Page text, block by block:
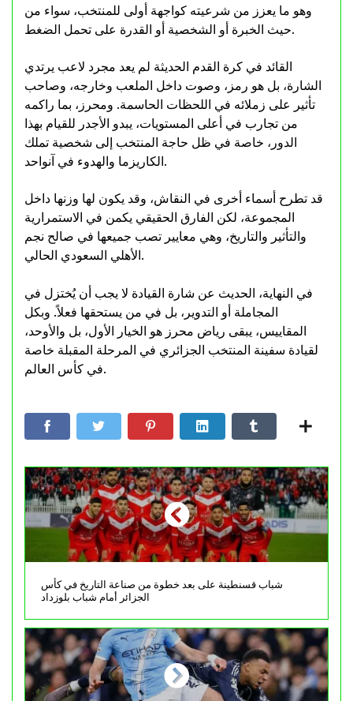
وهو ما يعزز من شرعيته كواجهة أولى للمنتخب، سواء من
حيث الخبرة أو الشخصية أو القدرة على تحمل الضغط.
القائد في كرة القدم الحديثة لم يعد مجرد لاعب يرتدي
الشارة، بل هو رمز، وصوت داخل الملعب وخارجه، وصاحب
تأثير على زملائه في اللحظات الحاسمة. ومحرز، بما راكمه
من تجارب في أعلى المستويات، يبدو الأجدر للقيام بهذا
الدور، خاصة في ظل حاجة المنتخب إلى شخصية تملك
الكاريزما والهدوء في آنواحد.
قد تطرح أسماء أخرى في النقاش، وقد يكون لها وزنها داخل
المجموعة، لكن الفارق الحقيقي يكمن في الاستمرارية
والتأثير والتاريخ، وهي معايير تصب جميعها في صالح نجم
الأهلي السعودي الحالي.
في النهاية، الحديث عن شارة القيادة لا يجب أن يُختزل في
المجاملة أو التدوير، بل في من يستحقها فعلاً. وبكل
المقاييس، يبقى رياض محرز هو الخيار الأول، بل والأوحد،
لقيادة سفينة المنتخب الجزائري في المرحلة المقبلة خاصة
في كأس العالم.
شباب قسنطينة على بعد خطوة من صناعة التاريخ في كأس
الجزائر أمام شباب بلوزداد